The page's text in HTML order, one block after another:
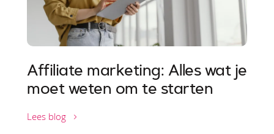
Affiliate marketing: Alles wat je
moet weten om te starten
Lees blog